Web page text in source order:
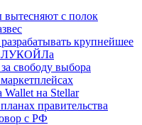
с полок
крупнейшее
ЛУКОЙЛа
свободу выбора
Wallet на Stellar
правительства
с РФ